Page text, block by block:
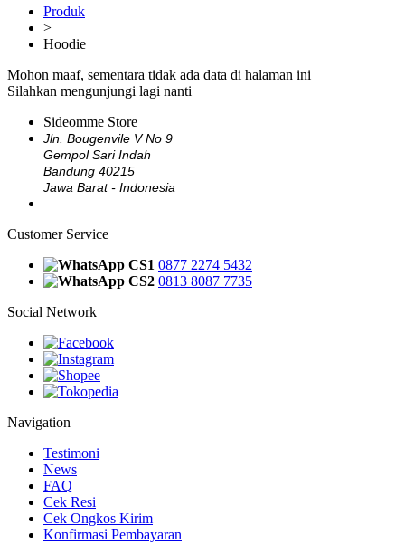
Produk
>
Hoodie
Mohon maaf, sementara tidak ada data di halaman ini
Silahkan mengunjungi lagi nanti
Sideomme Store
Jln. Bougenvile V No 9
Gempol Sari Indah
Bandung 40215
Jawa Barat - Indonesia
Customer Service
CS1 0877 2274 5432
CS2 0813 8087 7735
Social Network
Navigation
Testimoni
News
FAQ
Cek Resi
Cek Ongkos Kirim
Konfirmasi Pembayaran